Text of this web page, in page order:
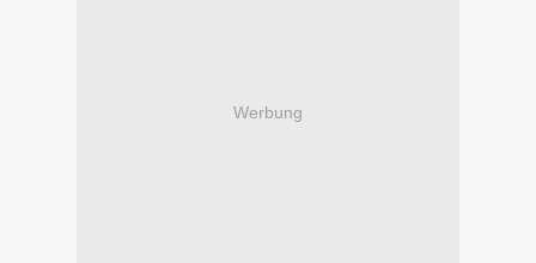
Werbung